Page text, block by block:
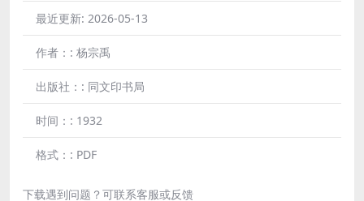
最近更新: 2026-05-13
作者：: 杨宗禹
出版社：: 同文印书局
时间：: 1932
格式：: PDF
下载遇到问题？可联系客服或反馈